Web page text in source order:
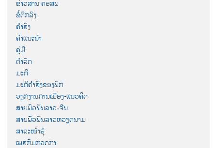
ຂ່າວສານ ຄອສພ
ຂໍ້ຕົກລົງ
ຄຳສັ່ງ
ຄຳແນະນຳ
ຄູ່ມື
ດຳລັດ
ມະຕິ
ມະຕິຄຳສັ່ງຂອງພັກ
ວຽກງານການເມືອງ-ແນວຄິດ
ສາຍພົວພັນລາວ-ຈີນ
ສາຍພົວພັນລາວຫວຽດນາມ
ສາລະໜ້າຮູ້
ເພສກົມກວດກາ